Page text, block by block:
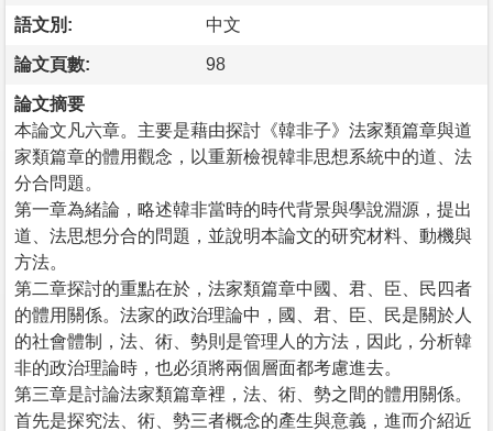
語文別: 中文
論文頁數: 98
論文摘要
本論文凡六章。主要是藉由探討《韓非子》法家類篇章與道
家類篇章的體用觀念，以重新檢視韓非思想系統中的道、法
分合問題。
第一章為緒論，略述韓非當時的時代背景與學說淵源，提出
道、法思想分合的問題，並說明本論文的研究材料、動機與
方法。
第二章探討的重點在於，法家類篇章中國、君、臣、民四者
的體用關係。法家的政治理論中，國、君、臣、民是關於人
的社會體制，法、術、勢則是管理人的方法，因此，分析韓
非的政治理論時，也必須將兩個層面都考慮進去。
第三章是討論法家類篇章裡，法、術、勢之間的體用關係。
首先是探究法、術、勢三者概念的產生與意義，進而介紹近